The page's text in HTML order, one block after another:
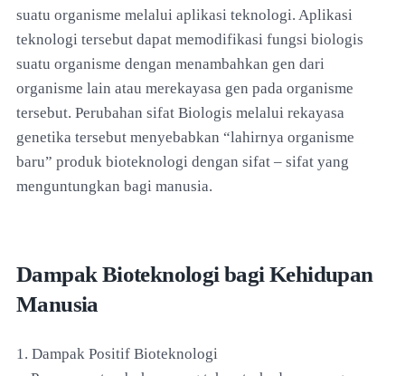
suatu organisme melalui aplikasi teknologi. Aplikasi
teknologi tersebut dapat memodifikasi fungsi biologis
suatu organisme dengan menambahkan gen dari
organisme lain atau merekayasa gen pada organisme
tersebut. Perubahan sifat Biologis melalui rekayasa
genetika tersebut menyebabkan “lahirnya organisme
baru” produk bioteknologi dengan sifat – sifat yang
menguntungkan bagi manusia.
Dampak Bioteknologi bagi Kehidupan
Manusia
1. Dampak Positif Bioteknologi